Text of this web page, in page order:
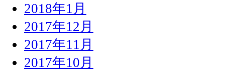
2018年1月
2017年12月
2017年11月
2017年10月